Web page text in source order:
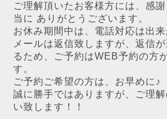
ご理解頂いたお客様方には、感
当に ありがとうございます。
お休み期間中は、電話対応は出来
メールは返信致しますが、返信
るため、ご予約はWEB予約の方
す。
ご予約ご希望の方は、お早めに♪
誠に勝手ではありますが、ご理
い致します！！